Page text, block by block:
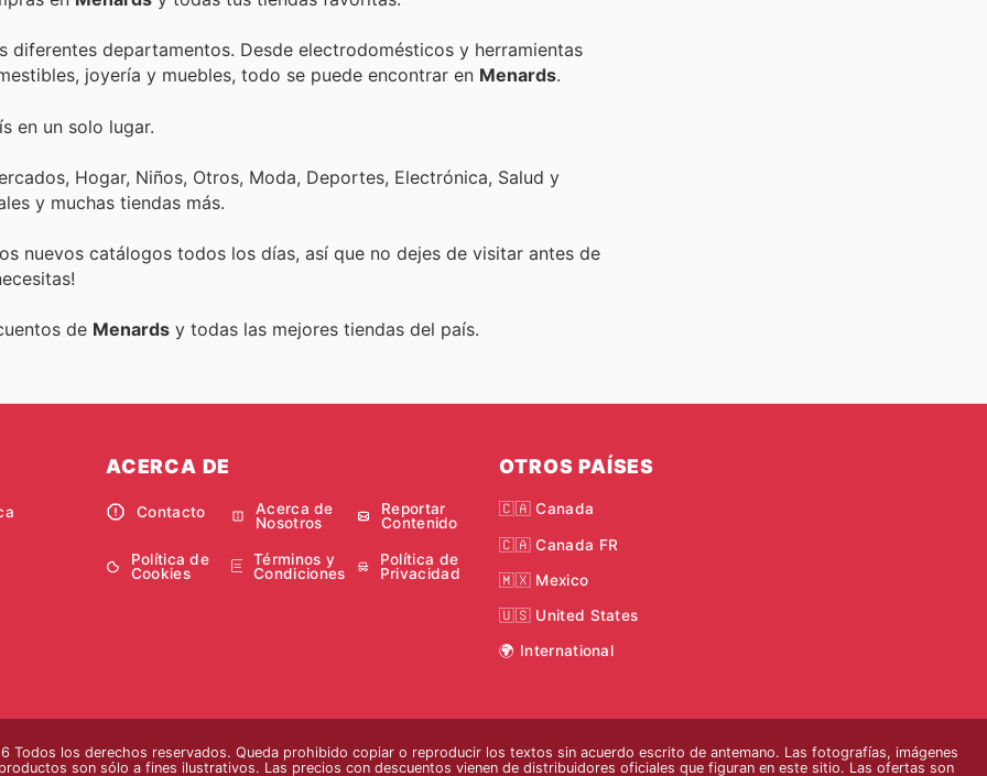
departamentos. Desde electrodomésticos y herramientas
joyería y muebles, todo se puede encontrar en Menards.
en un solo lugar.
Hogar, Niños, Otros, Moda, Deportes, Electrónica, Salud y
y muchas tiendas más.
nuevos catálogos todos los días, así que no dejes de visitar antes de
de Menards y todas las mejores tiendas del país.
ACERCA DE
Contacto
Acerca de
Nosotros
Reportar
Contenido
Política de
Cookies
Términos y
Condiciones
Política de
Privacidad
OTROS PAÍSES
🇨🇦 Canada
🇨🇦 Canada FR
🇲🇽 Mexico
🇺🇸 United States
🌍 International
Todos los derechos reservados. Queda prohibido copiar o reproducir los textos sin acuerdo escrito de antemano. Las fotografías, imágenes
son sólo a fines ilustrativos. Las precios con descuentos vienen de distribuidores oficiales que figuran en este sitio. Las ofertas son